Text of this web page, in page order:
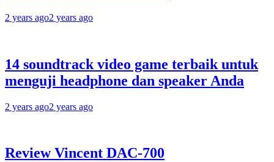
2 years ago2 years ago
14 soundtrack video game terbaik untuk
menguji headphone dan speaker Anda
2 years ago2 years ago
Review Vincent DAC-700